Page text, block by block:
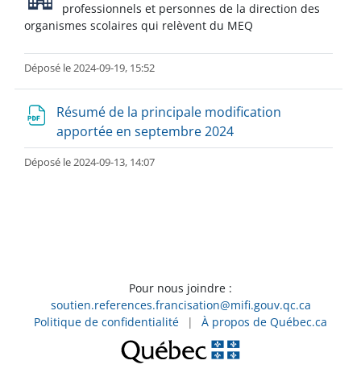
professionnels et personnes de la direction des
organismes scolaires qui relèvent du MEQ
Déposé le 2024-09-19, 15:52
Résumé de la principale modification
apportée en septembre 2024
Déposé le 2024-09-13, 14:07
Pour nous joindre :
soutien.references.francisation@mifi.gouv.qc.ca
Politique de confidentialité
| À propos de Québec.ca